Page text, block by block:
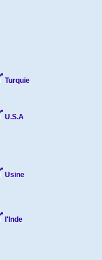
Turquie
U.S.A
Usine
l'Inde